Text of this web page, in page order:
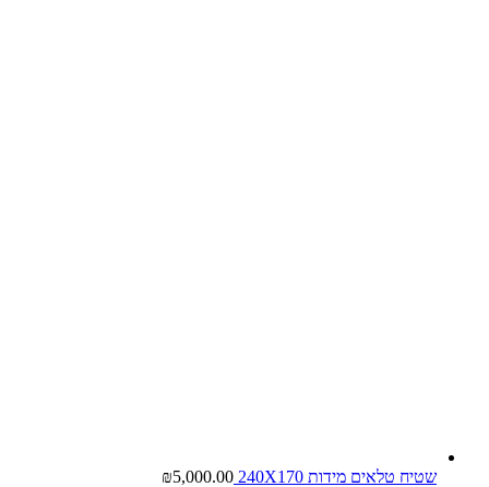
שטיח טלאים מידות 240X170 ₪5,000.00